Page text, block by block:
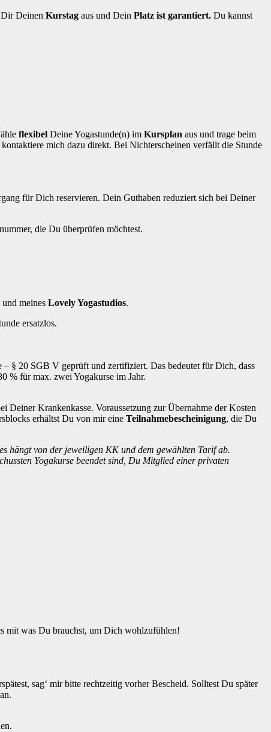
Deinen Kurstag aus und Dein Platz ist garantiert. Du kannst
flexibel Deine Yogastunde(n) im Kursplan aus und trage beim
mich dazu direkt. Bei Nichterscheinen verfällt die Stunde
für Dich reservieren. Dein Guthaben reduziert sich bei Deiner
die Du überprüfen möchtest.
und meines Lovely Yogastudios.
ersatzlos.
– § 20 SGB V geprüft und zertifiziert. Das bedeutet für Dich, dass
% für max. zwei Yogakurse im Jahr.
Deiner Krankenkasse. Voraussetzung zur Übernahme der Kosten
erhältst Du von mir eine Teilnahmebescheinigung, die Du
hängt von der jeweiligen KK und dem gewählten Tarif ab.
Yogakurse beendet sind, Du Mitglied einer privaten
mit was Du brauchst, um Dich wohlzufühlen!
sag‘ mir bitte rechtzeitig vorher Bescheid. Solltest Du später